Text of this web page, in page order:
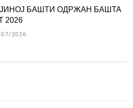
БАШТИ ОДРЖАН БАШТА
2026
2026